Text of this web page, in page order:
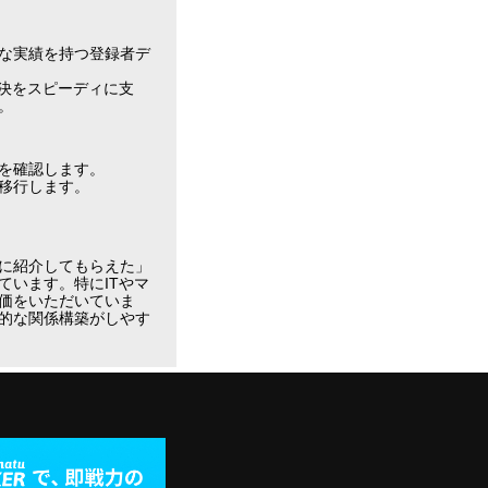
実績を持つ登録者デ
をスピーディに支
確認します。
行します。
紹介してもらえた」
います。特にITやマ
をいただいていま
な関係構築がしやす